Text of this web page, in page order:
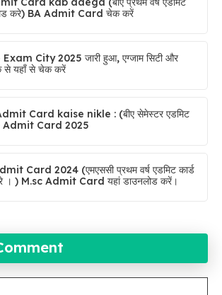
करे) BA Admit Card चेक करें
City 2025 जारी हुआ, एग्जाम सिटी और
से यहाँ से चेक करें
Card kaise nikle : (बीए सेमेस्टर एडमिट
Admit Card 2025
Card 2024 (एमएससी प्रथम वर्ष एडमिट कार्ड
। ) M.sc Admit Card यहां डाउनलोड करें।